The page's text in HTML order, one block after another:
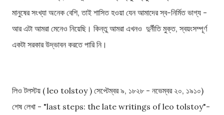
মানুষের সংখ্যা অনেক বেশি, তাই শাসিত হওয়া যেন আমাদের স্ব-নির্মিত ভাগ্য -
আর এটা আমরা মেনেও নিয়েছি। কিন্তু আমরা এখনও দুর্নীতি মুক্ত, স্বয়ংসম্পূর্ণ
একটা সরকার উদ্ভাবন করতে পারি নি।
লিও টলস্টয় ( leo tolstoy ) সেপ্টেম্বর ৯, ১৮২৮ - নভেম্বর ২০, ১৯১০)
শেষ লেখা - "last steps: the late writings of leo tolstoy"-